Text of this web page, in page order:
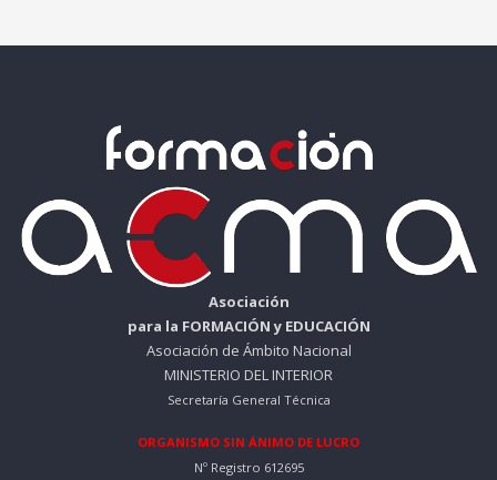
Asociación
para la FORMACIÓN y EDUCACIÓN
Asociación de Ámbito Nacional
MINISTERIO DEL INTERIOR
Secretaría General Técnica
ORGANISMO SIN ÁNIMO DE LUCRO
Nº Registro 612695